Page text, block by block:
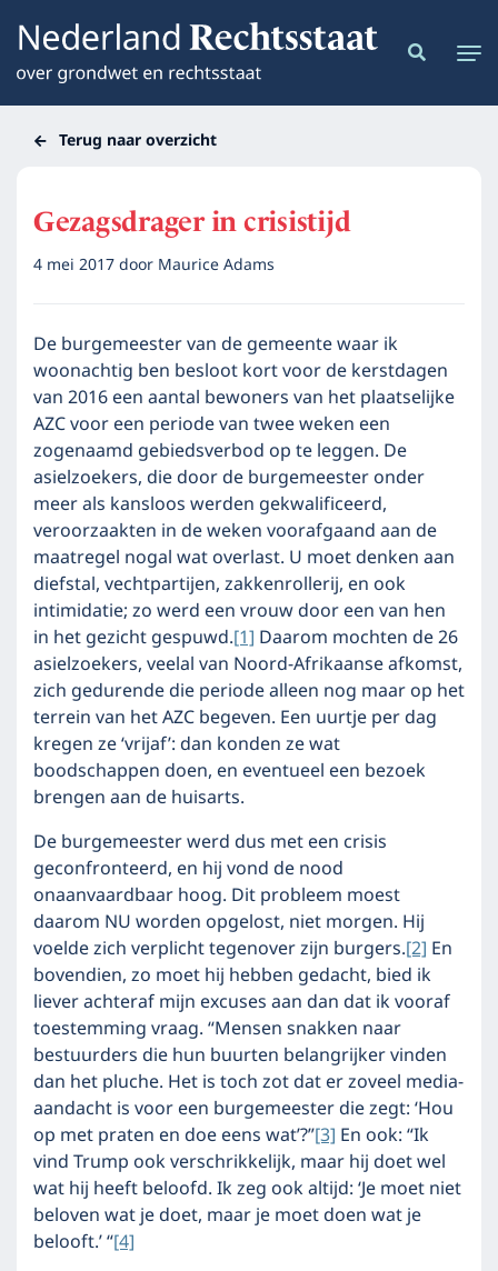
Terug naar overzicht
Gezagsdrager in crisistijd
4 mei 2017door Maurice Adams
De burgemeester van de gemeente waar ik
woonachtig ben besloot kort voor de kerstdagen
van 2016 een aantal bewoners van het plaatselijke
AZC voor een periode van twee weken een
zogenaamd gebiedsverbod op te leggen. De
asielzoekers, die door de burgemeester onder
meer als kansloos werden gekwalificeerd,
veroorzaakten in de weken voorafgaand aan de
maatregel nogal wat overlast. U moet denken aan
diefstal, vechtpartijen, zakkenrollerij, en ook
intimidatie; zo werd een vrouw door een van hen
in het gezicht gespuwd.[1] Daarom mochten de 26
asielzoekers, veelal van Noord-Afrikaanse afkomst,
zich gedurende die periode alleen nog maar op het
terrein van het AZC begeven. Een uurtje per dag
kregen ze ‘vrijaf’: dan konden ze wat
boodschappen doen, en eventueel een bezoek
brengen aan de huisarts.
De burgemeester werd dus met een crisis
geconfronteerd, en hij vond de nood
onaanvaardbaar hoog. Dit probleem moest
daarom NU worden opgelost, niet morgen. Hij
voelde zich verplicht tegenover zijn burgers.[2] En
bovendien, zo moet hij hebben gedacht, bied ik
liever achteraf mijn excuses aan dan dat ik vooraf
toestemming vraag. “Mensen snakken naar
bestuurders die hun buurten belangrijker vinden
dan het pluche. Het is toch zot dat er zoveel media-
aandacht is voor een burgemeester die zegt: ‘Hou
op met praten en doe eens wat’?”[3] En ook: “Ik
vind Trump ook verschrikkelijk, maar hij doet wel
wat hij heeft beloofd. Ik zeg ook altijd: ‘Je moet niet
beloven wat je doet, maar je moet doen wat je
belooft.’ “[4]